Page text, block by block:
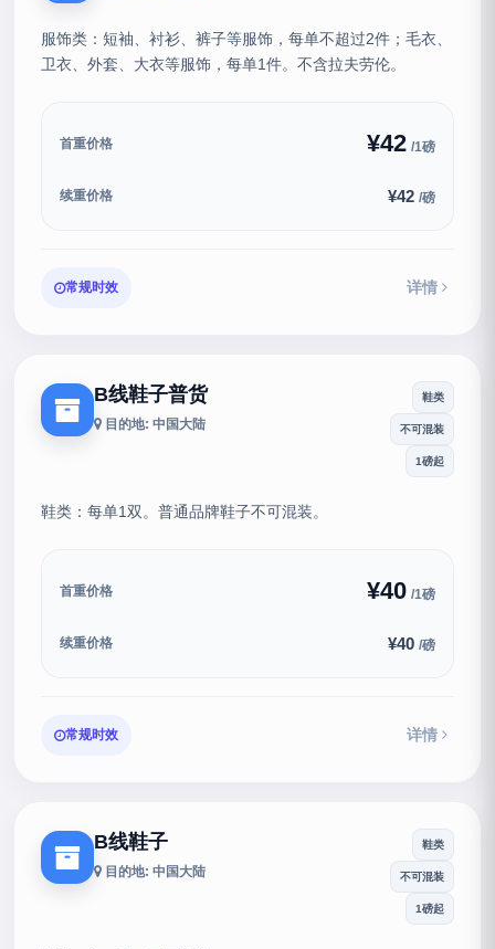
服饰类：短袖、衬衫、裤子等服饰，每单不超过2件；毛衣、
卫衣、外套、大衣等服饰，每单1件。不含拉夫劳伦。
首重价格 ¥42 /1磅
续重价格 ¥42 /磅
常规时效 详情
B线鞋子普货
目的地: 中国大陆
鞋类
不可混装
1磅起
鞋类：每单1双。普通品牌鞋子不可混装。
首重价格 ¥40 /1磅
续重价格 ¥40 /磅
常规时效 详情
B线鞋子
目的地: 中国大陆
鞋类
不可混装
1磅起